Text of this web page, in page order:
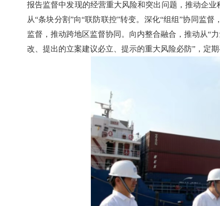
报告监督中发现的经营重大风险和突出问题，推动企
从“条块分割”向“联防联控”转变。深化“组组”协同监
监督，推动跨地区监督协同。向内整合融合，推动从“
改、提出的立案建议必立、提示的重大风险必防”，定